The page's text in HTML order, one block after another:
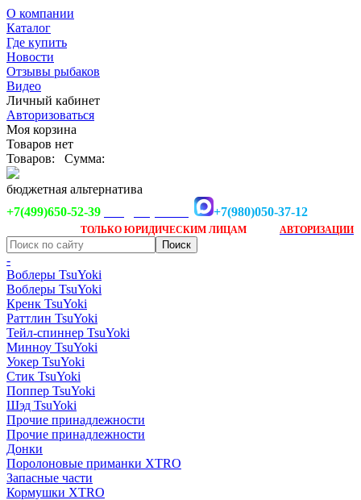
О компании
Каталог
Где купить
Новости
Отзывы рыбаков
Видео
Личный кабинет
Авторизоваться
Моя корзина
Товаров нет
Товаров:
Сумма:
бюджетная альтернатива
+7(499)650-52-39
+7(980)050-37-12
ТОЛЬКО ЮРИДИЧЕСКИМ ЛИЦАМ АВТОРИЗАЦИИ
-
Воблеры TsuYoki
Воблеры TsuYoki
Кренк TsuYoki
Раттлин TsuYoki
Тейл-спиннер TsuYoki
Минноу TsuYoki
Уокер TsuYoki
Стик TsuYoki
Поппер TsuYoki
Шэд TsuYoki
Прочие принадлежности
Прочие принадлежности
Донки
Поролоновые приманки XTRO
Запасные части
Кормушки XTRO